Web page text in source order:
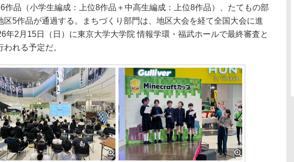
作品（小学生編成：上位8作品＋中高生編成：上位8作品）、たてもの部
区5作品が通過する。まちづくり部門は、地区大会を経て全国大会に進
年2月15日（日）に東京大学大学院 情報学環・福武ホールで最終審査と
われる予定だ。